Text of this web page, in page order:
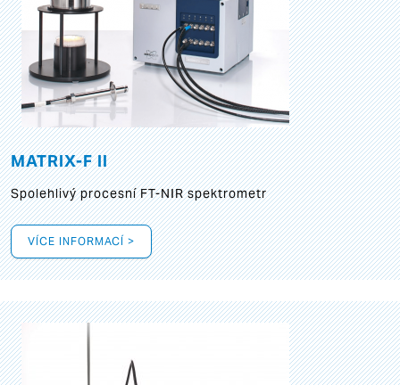
MATRIX-F II
Spolehlivý procesní FT-NIR spektrometr
VÍCE INFORMACÍ >